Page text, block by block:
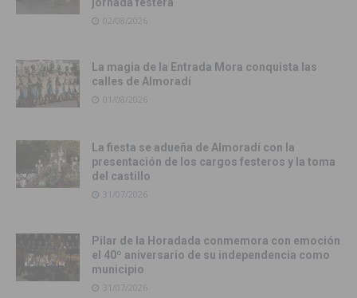
02/08/2026
La magia de la Entrada Mora conquista las
calles de Almoradí
01/08/2026
La fiesta se adueña de Almoradí con la
presentación de los cargos festeros y la toma
del castillo
31/07/2026
Pilar de la Horadada conmemora con emoción
el 40º aniversario de su independencia como
municipio
31/07/2026